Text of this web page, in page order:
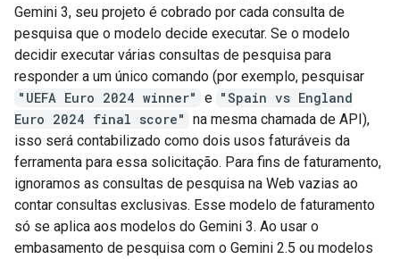
Gemini 3, seu projeto é cobrado por cada consulta de
pesquisa que o modelo decide executar. Se o modelo
decidir executar várias consultas de pesquisa para
responder a um único comando (por exemplo, pesquisar
"UEFA Euro 2024 winner" e "Spain vs England
Euro 2024 final score" na mesma chamada de API),
isso será contabilizado como dois usos faturáveis da
ferramenta para essa solicitação. Para fins de faturamento,
ignoramos as consultas de pesquisa na Web vazias ao
contar consultas exclusivas. Esse modelo de faturamento
só se aplica aos modelos do Gemini 3. Ao usar o
embasamento de pesquisa com o Gemini 2.5 ou modelos